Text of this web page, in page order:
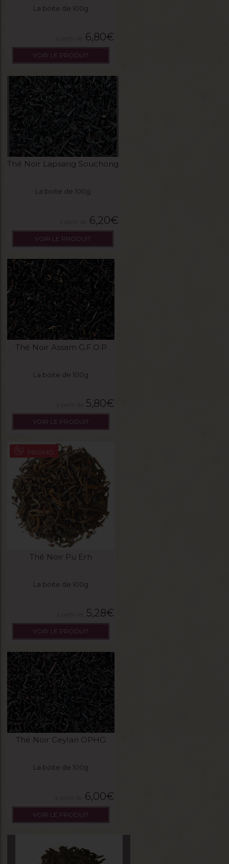
La boite de 100g
6,80€
VOIR LE PRODUIT
Thé Noir Lapsang Souchong
La boite de 100g
6,20€
VOIR LE PRODUIT
Thé Noir Assam G.F.O.P
La boite de 100g
5,80€
VOIR LE PRODUIT
PROMO
Thé Noir Pu Erh
La boite de 100g
5,28€
VOIR LE PRODUIT
Thé Noir Ceylan OPHG
La boite de 100g
6,00€
VOIR LE PRODUIT